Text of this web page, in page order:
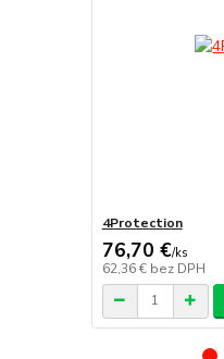
4Protection
76,70 €/ks
62,36 € bez DPH